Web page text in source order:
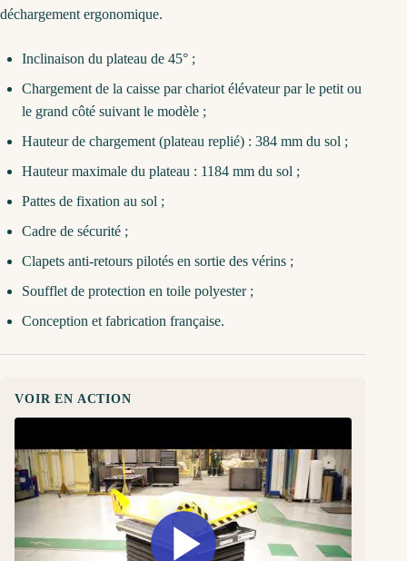
déchargement ergonomique.
Inclinaison du plateau de 45° ;
Chargement de la caisse par chariot élévateur par le petit ou
le grand côté suivant le modèle ;
Hauteur de chargement (plateau replié) : 384 mm du sol ;
Hauteur maximale du plateau : 1184 mm du sol ;
Pattes de fixation au sol ;
Cadre de sécurité ;
Clapets anti-retours pilotés en sortie des vérins ;
Soufflet de protection en toile polyester ;
Conception et fabrication française.
VOIR EN ACTION